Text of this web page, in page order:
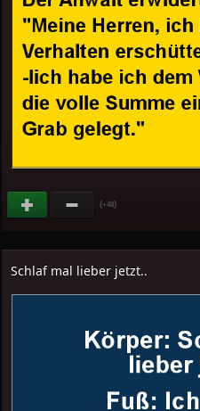
(+48)
Schlaf mal lieber jetzt..